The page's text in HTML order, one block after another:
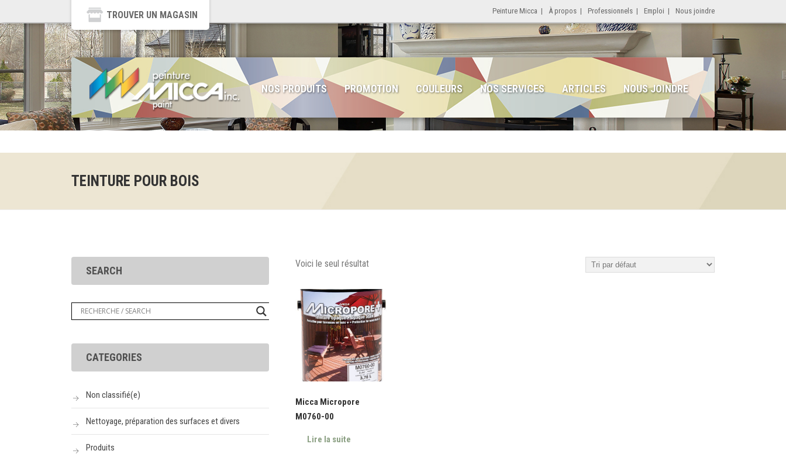
TROUVER UN MAGASIN Peinture Micca | À propos | Professionnels | Emploi | Nous joindre
NOS PRODUITS PROMOTION COULEURS NOS SERVICES ARTICLES NOUS JOINDRE
TEINTURE POUR BOIS
Voici le seul résultat
Micca Micropore
M0760-00
Lire la suite
SEARCH
CATEGORIES
Non classifié(e)
Nettoyage, préparation des surfaces et divers
Produits